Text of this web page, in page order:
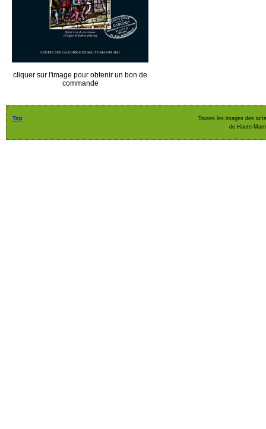
cliquer sur l'image pour obtenir un bon de
commande
Top
Toutes les images des
de Haute-